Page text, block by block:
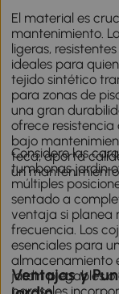
El material es
mantenimiento.
ligeras,
ideales para
tejido sintético
para zonas de
una gran
ofrece
bajo
teca, aporta
un
Considere las
tumbonas jardin
múltiples
sentado a
ventaja si planea
frecuencia. Los
esenciales para
almacenamiento
jardin plegables o
parasoles
Ventajas y